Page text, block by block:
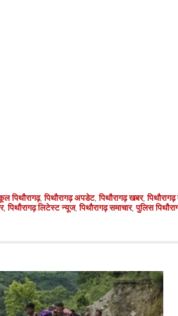
पिथौरागढ़,पिथौरागढ़ अपडेट,पिथौरागढ़ खबर,
,पिथौरागढ़ लिटेस्ट न्यूज,पिथौरागढ़ समाचार,पुलिस